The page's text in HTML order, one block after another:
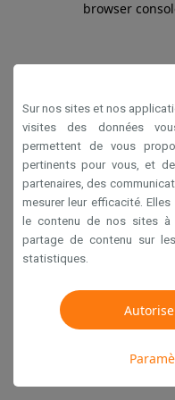
browser
Sur nos sites et nos
visites des données
permettent de vous
pertinents pour vous, et
partenaires, des
mesurer leur efficacité.
le contenu de nos sites à
partage de contenu sur
statistiques.